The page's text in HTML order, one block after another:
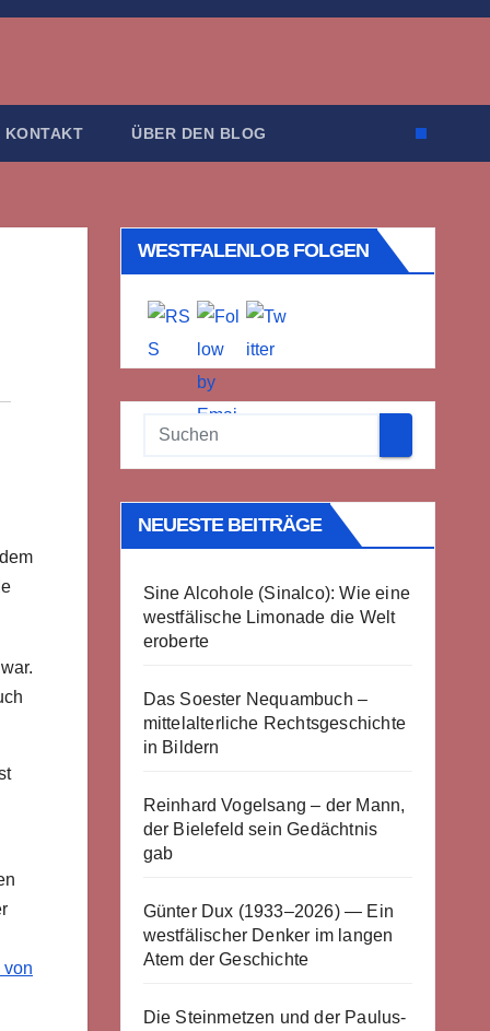
KONTAKT ÜBER DEN BLOG
von
WESTFALENLOB FOLGEN
NEUESTE BEITRÄGE
Sine Alcohole (Sinalco): Wie eine
westfälische Limonade die Welt
eroberte
Das Soester Nequambuch –
mittelalterliche Rechtsgeschichte
in Bildern
Reinhard Vogelsang – der Mann,
der Bielefeld sein Gedächtnis
gab
Günter Dux (1933–2026) — Ein
westfälischer Denker im langen
Atem der Geschichte
Die Steinmetzen und der Paulus-